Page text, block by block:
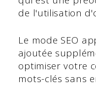
de l'utilisation
Le mode SEO
ajoutée
optimiser votre
mots-clés sans